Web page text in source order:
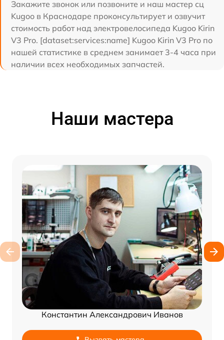
Закажите звонок или позвоните и наш мастер сц
Kugoo в Краснодаре проконсультирует и озвучит
стоимость работ над электровелосипеда Kugoo Kirin
V3 Pro. [dataset:services:name] Kugoo Kirin V3 Pro по
нашей статистике в среднем занимает 3-4 часа при
наличии всех необходимых запчастей.
Наши мастера
Константин Александрович Иванов